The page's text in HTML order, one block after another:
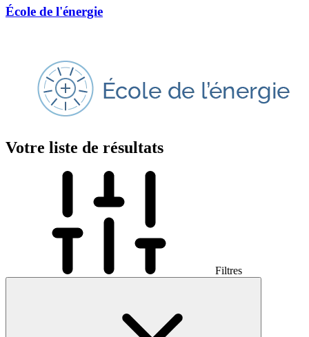
École de l'énergie
Votre liste de résultats
Filtres